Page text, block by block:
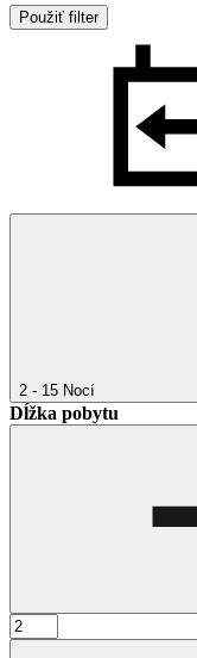
Použiť filter
2 - 15 Nocí
Dĺžka pobytu